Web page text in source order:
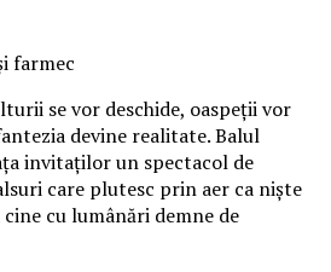
farmec
se vor deschide, oaspeții vor
devine realitate. Balul
invitaților un spectacol de
care plutesc prin aer ca niște
cu lumânări demne de